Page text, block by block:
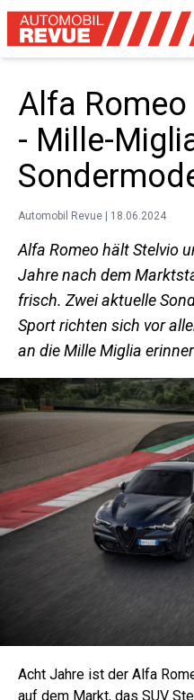
Alfa
- Mille-
Automobil Revue | 18.06.2024
Alfa Romeo hält Stelvio
Jahre nach dem
frisch. Zwei aktuelle
Sport richten sich vor
an die Mille Miglia
Acht Jahre ist der Alfa
auf dem Markt, das SUV